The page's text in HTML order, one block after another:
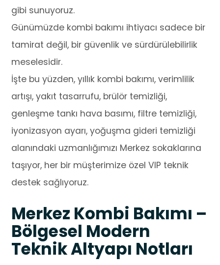
gibi sunuyoruz.
Günümüzde kombi bakımı ihtiyacı sadece bir
tamirat değil, bir güvenlik ve sürdürülebilirlik
meselesidir.
İşte bu yüzden, yıllık kombi bakımı, verimlilik
artışı, yakıt tasarrufu, brülör temizliği,
genleşme tankı hava basımı, filtre temizliği,
iyonizasyon ayarı, yoğuşma gideri temizliği
alanındaki uzmanlığımızı Merkez sokaklarına
taşıyor, her bir müşterimize özel VIP teknik
destek sağlıyoruz.
Merkez Kombi Bakımı –
Bölgesel Modern
Teknik Altyapı Notları